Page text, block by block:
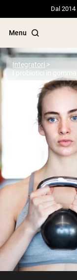
Dal
Menu
Termini di ricerca
”Protein Powder“
”Overnight Oats“
”Vegan protein“
”Collagen“
”Micellar Casein“
PROTEIN
Integratori